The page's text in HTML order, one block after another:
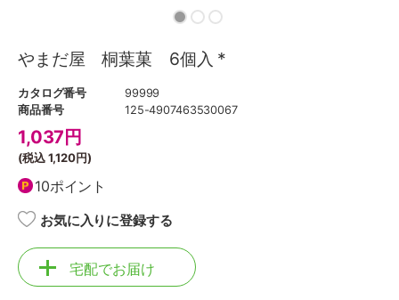
やまだ屋 桐葉菓 6個入 *
カタログ番号
99999
商品番号
125-4907463530067
1,037 円
(税込1,120円)
10ポイント
お気に入りに登録する
宅配でお届け